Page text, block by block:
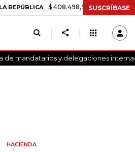
$ 408.498,97 +$ 8.753,81 +2,19%
SUSCRÍBASE
de mandatarios y delegaciones
HACIENDA